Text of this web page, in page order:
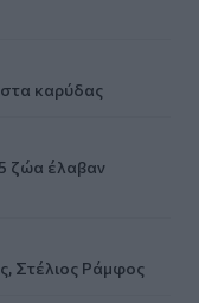
καρύδας
ζώα έλαβαν
Στέλιος Ράμφος